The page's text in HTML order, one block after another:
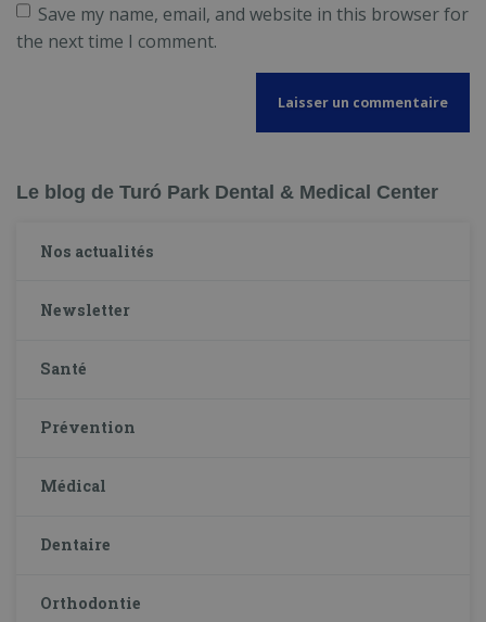
Save my name, email, and website in this browser for
the next time I comment.
Le blog de Turó Park Dental & Medical Center
Nos actualités
Newsletter
Santé
Prévention
Médical
Dentaire
Orthodontie